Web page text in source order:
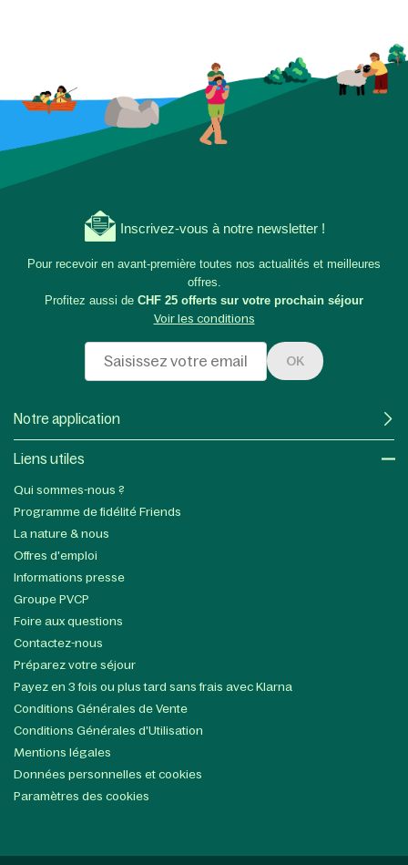
Inscrivez-vous à notre newsletter !
Pour recevoir en avant-première toutes nos actualités et meilleures
offres.
Profitez aussi de CHF 25 offerts sur votre prochain séjour
Voir les conditions
OK
Notre application
Liens utiles​
Qui sommes-nous ?
Programme de fidélité Friends
La nature & nous
Offres d'emploi
Informations presse
Groupe PVCP
Foire aux questions
Contactez-nous
Préparez votre séjour
Payez en 3 fois ou plus tard sans frais avec Klarna
Conditions Générales de Vente
Conditions Générales d'Utilisation
Mentions légales
Données personnelles et cookies
Paramètres des cookies